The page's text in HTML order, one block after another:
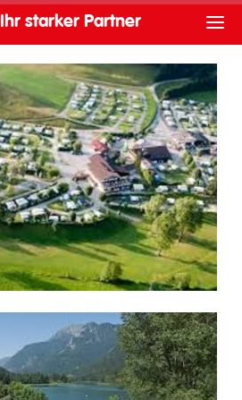
Ihr starker Partner